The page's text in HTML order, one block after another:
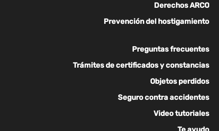
Derechos ARCO
Prevención del hostigamiento
Preguntas frecuentes
Trámites de certificados y constancias
Objetos perdidos
Seguro contra accidentes
Video tutoriales